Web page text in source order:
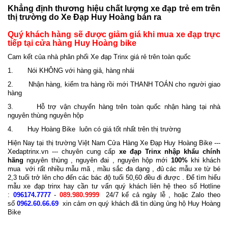
Khẳng định thương hiệu chất lượng xe đạp trẻ em trên
thị trường do Xe Đạp Huy Hoàng bán ra
Quý khách hàng sẽ được giảm giá khi mua xe đạp trực
tiếp tại cửa hàng Huy Hoàng bike
Cam kết của nhà phân phối Xe đạp Trinx giá rẻ trên toàn quốc
1. Nói KHÔNG với hàng giả, hàng nhái
2. Nhận hàng, kiểm tra hàng rồi mới THANH TOÁN cho người giao
hàng
3. Hỗ trợ vận chuyển hàng trên toàn quốc nhận hàng tại nhà
nguyên thùng nguyên hộp
4. Huy Hoàng Bike luôn có giá tốt nhất trên thị trường
Hiện Nay tại thị trường Việt Nam Cửa Hàng Xe Đạp Huy Hoàng Bike ---
Xedaptrinx.vn --- chuyên cung cấp xe đạp Trinx nhập khẩuchính
hãng nguyên thùng , nguyên đai , nguyên hộp mới 100%khi khách
mua với rất nhiều mẫu mã , mầu sắc đa dạng , đủ các mẫu xe từ bé
2,3 tuổi trở lên cho đến các bác độ tuổi 50,60 đều đi được . Để tìm hiểu
mẫu xe đạp trinx hay cần tư vấn quý khách liên hệ theo số Hotline
: 096174.7777- 089.980.999924/7 kể cả ngày lễ , hoặc Zalo theo
số 0962.60.66.69 xin cảm ơn quý khách đã tin dùng ủng hộ Huy Hoàng
Bike